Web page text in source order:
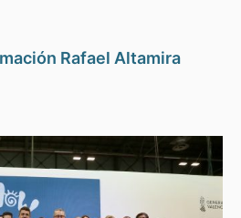
Rafael Altamira